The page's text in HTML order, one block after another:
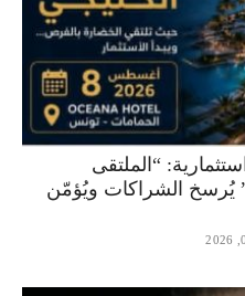
“الملتقى
يُرسخ الشراكات ويُؤمّن